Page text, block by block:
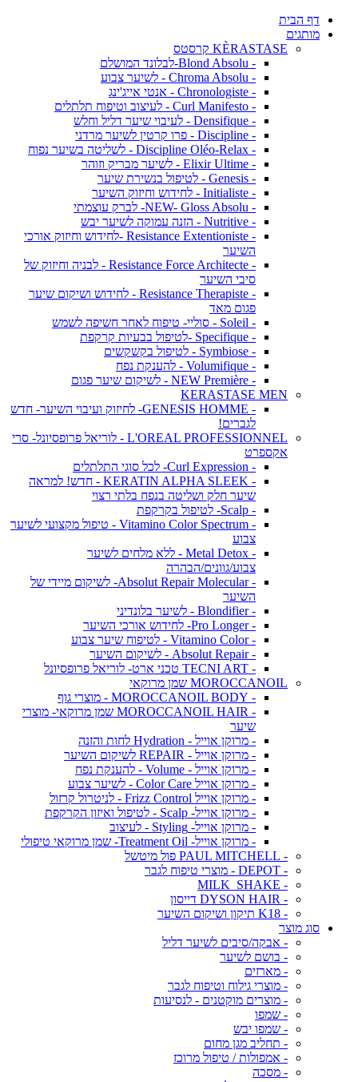
דף הבית
מותגים
KÈRASTASE קרסטס
- Blond Absolu-לבלונד המושלם
- Chroma Absolu - לשיער צבוע
- Chronologiste - אנטי אייג'ינג
- Curl Manifesto - לעיצוב וטיפוח תלתלים
- Densifique - לעיבוי שיער דליל וחלש
- Discipline - פרו קרטין לשיער מרדני
- Discipline Oléo-Relax - לשליטה בשיער נפוח
- Elixir Ultime - לשיער מבריק וזוהר
- Genesis - לטיפול בנשירת שיער
- Initialiste - לחידוש וחיזוק השיער
- NEW- Gloss Absolu- לברק עוצמתי
- Nutritive - הזנה עמוקה לשיער יבש
- Resistance Extentioniste -לחידוש וחיזוק אורכי
השיער
- Resistance Force Architecte - לבניה וחיזוק של
סיבי השיער
- Resistance Therapiste - לחידוש ושיקום שיער
פגום מאד
- Soleil - סוליי- טיפוח לאחר חשיפה לשמש
- Specifique -לטיפול בבעיות קרקפת
- Symbiose - לטיפול בקשקשים
- Volumifique - להענקת נפח
- NEW Première - לשיקום שיער פגום
KERASTASE MEN
- GENESIS HOMME- לחיזוק ועיבוי השיער- חדש
לגברים!
L'OREAL PROFESSIONNEL - לוריאל פרופסיונל- סרי
אקספרט
- Curl Expression- לכל סוגי התלתלים
- KERATIN ALPHA SLEEK - חדש! למראה
שיער חלק ושליטה בנפח בלתי רצוי
- Scalp- לטיפול בקרקפת
- Vitamino Color Spectrum - טיפול מקצועי לשיער
צבוע
- Metal Detox - ללא מלחים לשיער
צבוע/גוונים/הבהרה
- Absolut Repair Molecular- לשיקום מיידי של
השיער
- Blondifier - לשיער בלונדיני
- Pro Longer- לחידוש אורכי השיער
- Vitamino Color - לטיפוח שיער צבוע
- Absolut Repair - לשיקום השיער
- TECNI ART טכני ארט- לוריאל פרופסיונל
MOROCCANOIL שמן מרוקאי
- MOROCCANOIL BODY - מוצרי גוף
- MOROCCANOIL HAIR שמן מרוקאי- מוצרי
שיער
- מרוקן אוייל - Hydration לחות והזנה
- מרוקן אוייל - REPAIR לשיקום השיער
- מרוקן אוייל - Volume - להענקת נפח
- מרוקן אוייל Color Care - לשיער צבוע
- מרוקן אוייל Frizz Control - לניטרול קרזול
- מרוקן אוייל- Scalp - לטיפול ואיזון הקרקפת
- מרוקן אוייל- Styling - לעיצוב
- מרוקן אוייל- Treatment Oil- שמן מרוקאי טיפולי
- PAUL MITCHELL פול מיטשל
- DEPOT - מוצרי טיפוח לגבר
- MILK_SHAKE
- DYSON HAIR דייסון
- K18 תיקון ושיקום השיער
סוג מוצר
- אבקה/סיבים לשיער דליל
- בושם לשיער
- מארזים
- מוצרי גילוח וטיפוח לגבר
- מוצרים מוקטנים - לנסיעות
- שמפו
- שמפו יבש
- תחליב מגן מחום
- אמפולות / טיפול מרוכז
- מסכה